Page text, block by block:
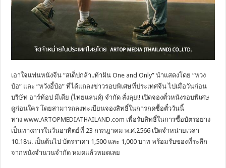
เอาใจแฟนหนังจีน “สเต็ปกล้า..ท้าฝัน One and Only” นำแสดงโดย “หวง
ป๋อ” และ “หวังอี้ป๋อ” ที่ได้แถลงข่าวรอบพิเศษที่ประเทศจีน ไปเมื่อวันก่อน
บริษัท อาร์ท้อป มีเดีย (ไทยแลนด์) จำกัด สั่งลุย!! เปิดจองตั๋วหนังรอบพิเศษ
ดูก่อนใคร โดยสามารถลงทะเบียนจองสิทธิ์ในการกดซื้อตั๋ววันนี้
ทางwww.ARTOPMEDIATHAILAND.com เพื่อรับสิทธิ์ในการซื้อบัตรอย่าง
เป็นทางการในวันอาทิตย์ที่ 23 กรกฎาคม พ.ศ.2566 เปิดจำหน่ายเวลา
10.18น. เป็นต้นไป บัตรราคา 1,500 และ 1,000 บาท พร้อมรับของที่ระลึก
จากหนังจำนวนจำกัด หมดแล้วหมดเลย